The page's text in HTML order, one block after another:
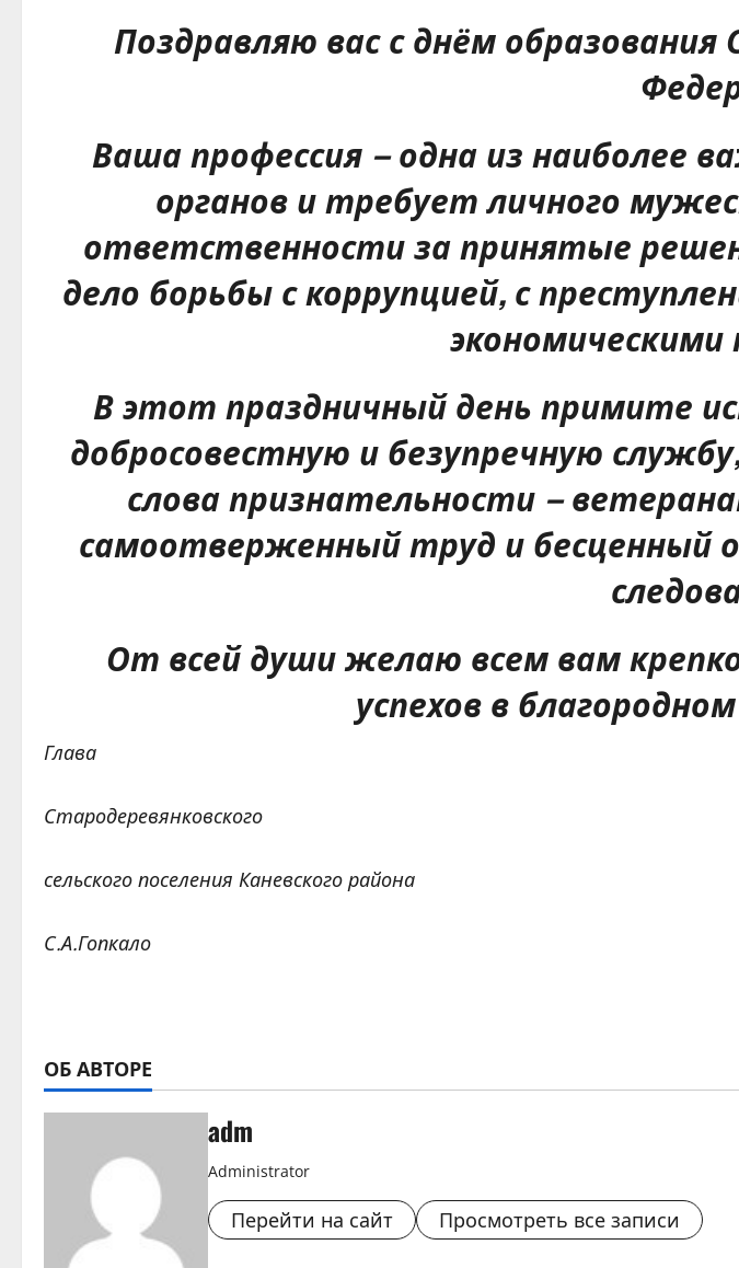
Поздравляю вас с днём
Ваша профессия – одна из наиболее
органов и требует личного
ответственности за принятые
дело борьбы с коррупцией, с
В этот праздничный день примите
добросовестную и безупречную
слова признательности –
самоотверженный труд и
От всей души желаю всем вам
успехов в
Глава
Стародеревянковского
сельского поселения Каневского района
С.А.Гопкало
ОБ АВТОРЕ
adm
Administrator
Перейти на сайт Просмотреть все записи